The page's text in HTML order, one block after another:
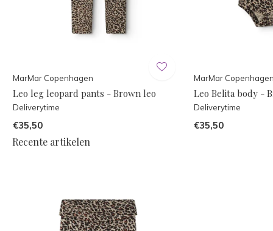
MarMar Copenhagen
Leo leg leopard pants - Brown leo
Deliverytime
€35,50
MarMar
Leo Belita body -
Deliverytime
€35,50
Recente artikelen